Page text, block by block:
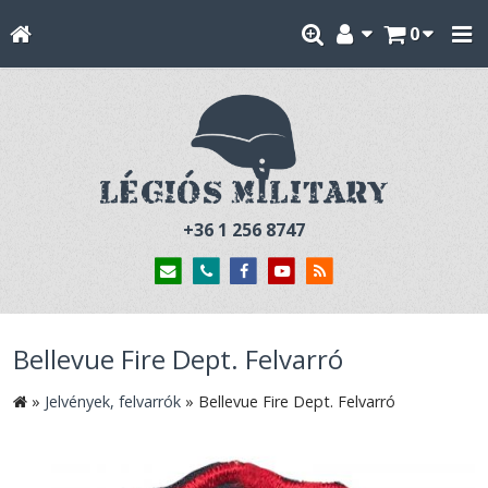
0
+36 1 256 8747
Bellevue Fire Dept. Felvarró
» Jelvények, felvarrók » Bellevue Fire Dept. Felvarró